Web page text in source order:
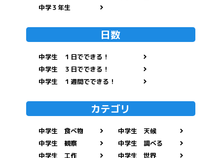
中学３年生
日数
中学生 １日でできる！
中学生 ３日でできる！
中学生 １週間でできる！
カテゴリ
中学生 食べ物
中学生 天候
中学生 観察
中学生 調べる
中学生 工作
中学生 世界